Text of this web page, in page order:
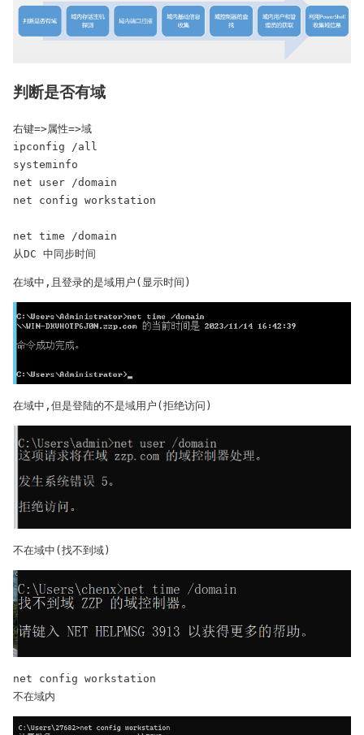
判断是否有域
右键=>属性=>域
ipconfig /all
systeminfo
net user /domain
net config workstation
net time /domain
从DC 中同步时间
在域中,且登录的是域用户(显示时间)
在域中,但是登陆的不是域用户(拒绝访问)
不在域中(找不到域)
net config workstation
不在域内